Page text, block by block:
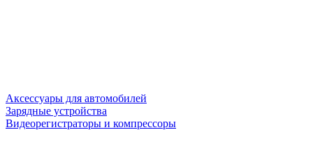
Аксессуары для автомобилей
Зарядные устройства
Видеорегистраторы и компрессоры